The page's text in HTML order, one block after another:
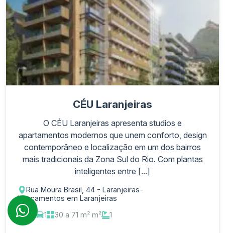
CÉU Laranjeiras
O CÉU Laranjeiras apresenta studios e
apartamentos modernos que unem conforto, design
contemporâneo e localização em um dos bairros
mais tradicionais da Zona Sul do Rio. Com plantas
inteligentes entre [...]
Rua Moura Brasil, 44 - Laranjeiras-
Lançamentos em Laranjeiras
1-3
1 30 a 71 m² m² 1